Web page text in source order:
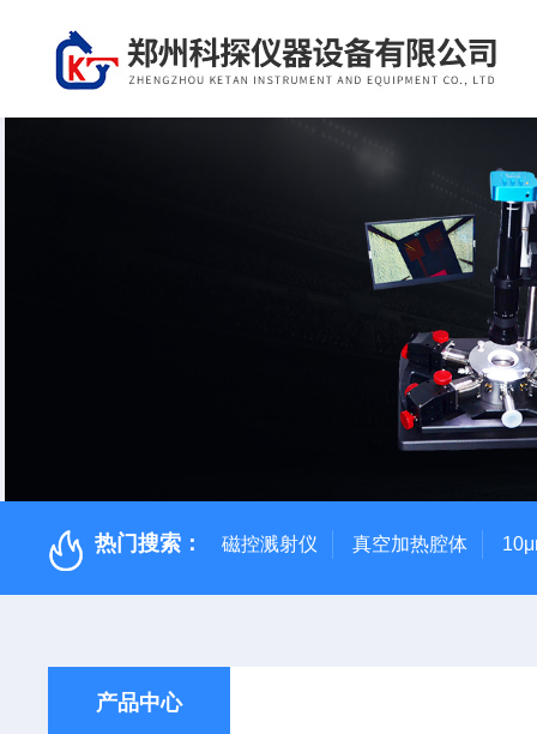
热门搜索： 磁控溅射仪 真空加热腔体
产品中心